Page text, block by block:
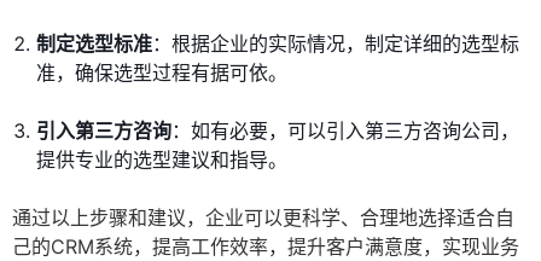
制定选型标准：根据企业的实际情况，制定详细的选型标
准，确保选型过程有据可依。
引入第三方咨询：如有必要，可以引入第三方咨询公司，
提供专业的选型建议和指导。
通过以上步骤和建议，企业可以更科学、合理地选择适合自
己的CRM系统，提高工作效率，提升客户满意度，实现业务